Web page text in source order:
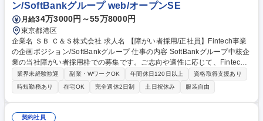
ン/SoftBankグループ web/オープンSE
月給34万3000円～55万8000円
東京都港区
企業名 ＳＢ Ｃ＆Ｓ株式会社 求人名 【障がい者採用/正社員】Fintech事業
の企画ポジション/SoftBankグループ 仕事の内容 SoftBankグループ中核企
業の当社障がい者採用枠での募集です。ご志向や適性に応じて、Fintech
事業の中で、商品企画・営業企画・オペレーション企画・開発エンジニア
などの業務を経験にあわせてご担当頂きます。 【業務例】店舗DX（決
済、POSアプリ等）に関する新規商品の企画立案と開発、パートナー開拓
とアライアンス締結、市場ニーズの把握、FinTech関連商品、プロモーシ
ョンの企画、カスタマーサクセス、オペレーション構築 等 【魅力】立ち
業界未経験歓迎 副業・WワークOK 年間休日120日以上
資格取得支援あり
時短勤務あり
在宅OK 完全週休2日制 土日祝休み 服装自由
契約社員